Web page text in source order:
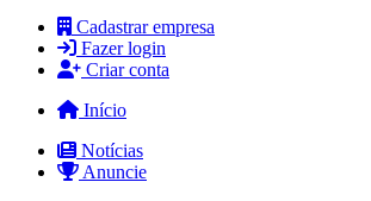
Cadastrar empresa
Fazer login
Criar conta
Início
Notícias
Anuncie